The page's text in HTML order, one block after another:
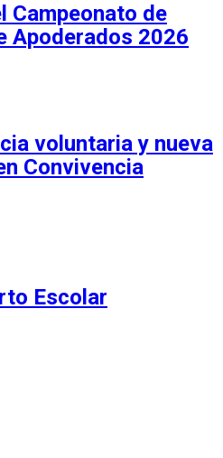
Campeonato de
Apoderados 2026
voluntaria y nueva
Convivencia
Escolar